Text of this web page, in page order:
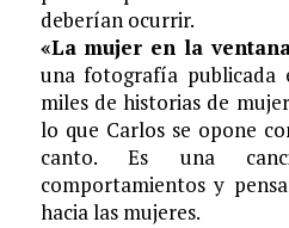
deberían ocurrir.
«La mujer en la
una fotografía publicada
miles de historias de
lo que Carlos se opone
canto. Es una
comportamientos y
hacia las mujeres.